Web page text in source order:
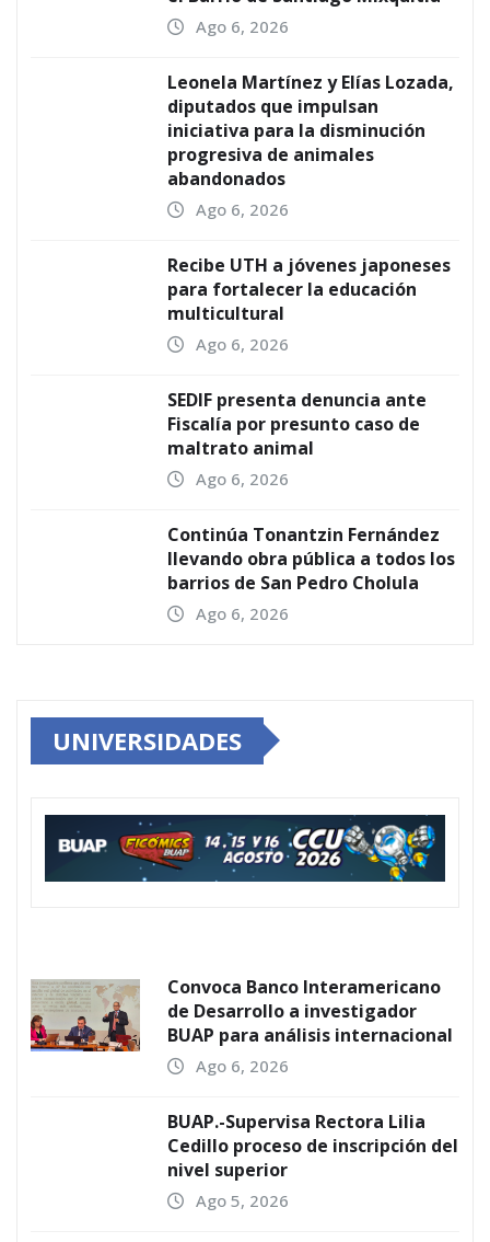
Ago 6, 2026
Leonela Martínez y Elías Lozada,
diputados que impulsan
iniciativa para la disminución
progresiva de animales
abandonados
Ago 6, 2026
Recibe UTH a jóvenes japoneses
para fortalecer la educación
multicultural
Ago 6, 2026
SEDIF presenta denuncia ante
Fiscalía por presunto caso de
maltrato animal
Ago 6, 2026
Continúa Tonantzin Fernández
llevando obra pública a todos los
barrios de San Pedro Cholula
Ago 6, 2026
UNIVERSIDADES
Convoca Banco Interamericano
de Desarrollo a investigador
BUAP para análisis internacional
Ago 6, 2026
BUAP.-Supervisa Rectora Lilia
Cedillo proceso de inscripción del
nivel superior
Ago 5, 2026